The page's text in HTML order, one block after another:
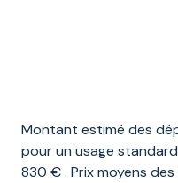
Montant estimé des
pour un usage
830 € . Prix moyens